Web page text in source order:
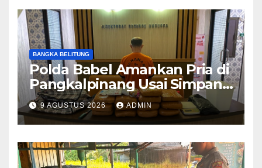
BANGKA BELITUNG
Polda Babel Amankan Pria di
Pangkalpinang Usai Simpan
12,8 Kilogram Ganja di Rumah
9 AGUSTUS 2026 ADMIN